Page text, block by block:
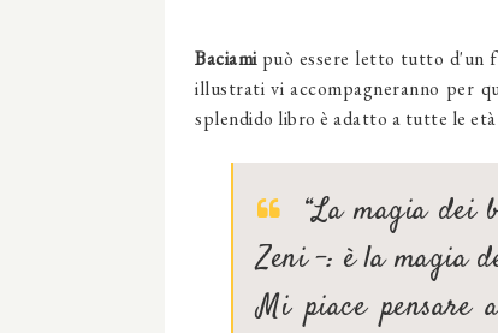
Baciami può essere letto tutto d'un
illustrati vi accompagneranno per
splendido libro è adatto a tutte le
“La magia dei
Zeni -: è la magia
Mi piace pensare